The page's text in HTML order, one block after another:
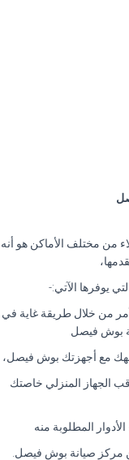
من مختلف الأماكن هو أنه
يوفرها الآتي:-
من خلال طريقة غاية في
بوش فيصل
مع أجهزتك بوش فيصل،
الجهاز المنزلي خاصتك
المطلوبة منه
مركز صيانة بوش فيصل.